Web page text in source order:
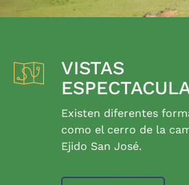
VISTAS
Existen diferentes
como el cerro de la
Ejido San José.